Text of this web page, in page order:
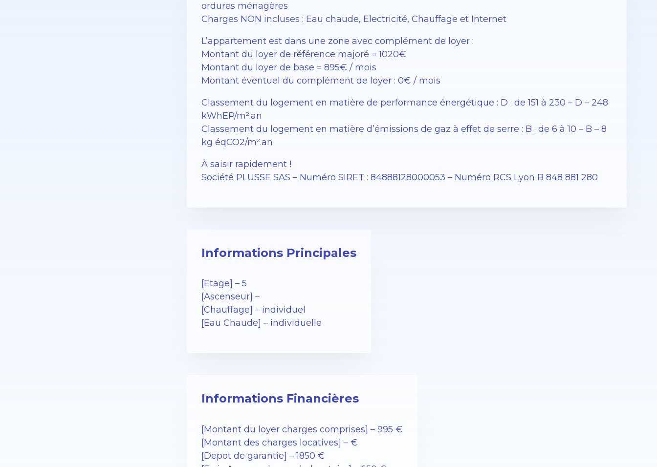
ordures ménagères
Charges NON incluses : Eau chaude, Electricité, Chauffage et Internet
L’appartement est dans une zone avec complément de loyer :
Montant du loyer de référence majoré = 1020€
Montant du loyer de base = 895€ / mois
Montant éventuel du complément de loyer : 0€ / mois
Classement du logement en matière de performance énergétique : D : de 151 à 230 – D – 248
kWhEP/m².an
Classement du logement en matière d’émissions de gaz à effet de serre : B : de 6 à 10 – B – 8
kg éqCO2/m².an
À saisir rapidement !
Société PLUSSE SAS – ​​Numéro SIRET : 84888128000053 – Numéro RCS Lyon B 848 881 280
Informations Principales
[Etage] – 5
[Ascenseur] –
[Chauffage] – individuel
[Eau Chaude] – individuelle
Informations Financières
[Montant du loyer charges comprises] – 995 €
[Montant des charges locatives] – €
[Depot de garantie] – 1850 €